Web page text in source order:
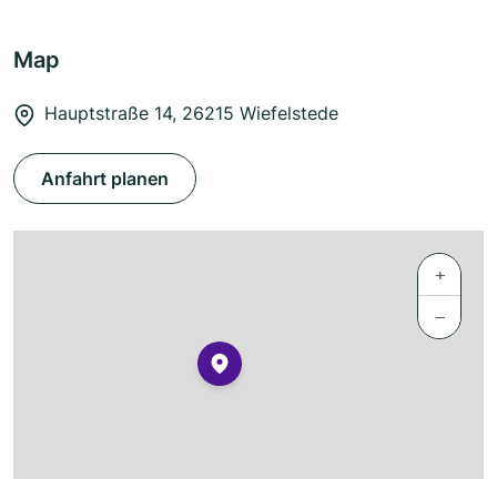
Map
Hauptstraße 14, 26215 Wiefelstede
Anfahrt planen
+
−